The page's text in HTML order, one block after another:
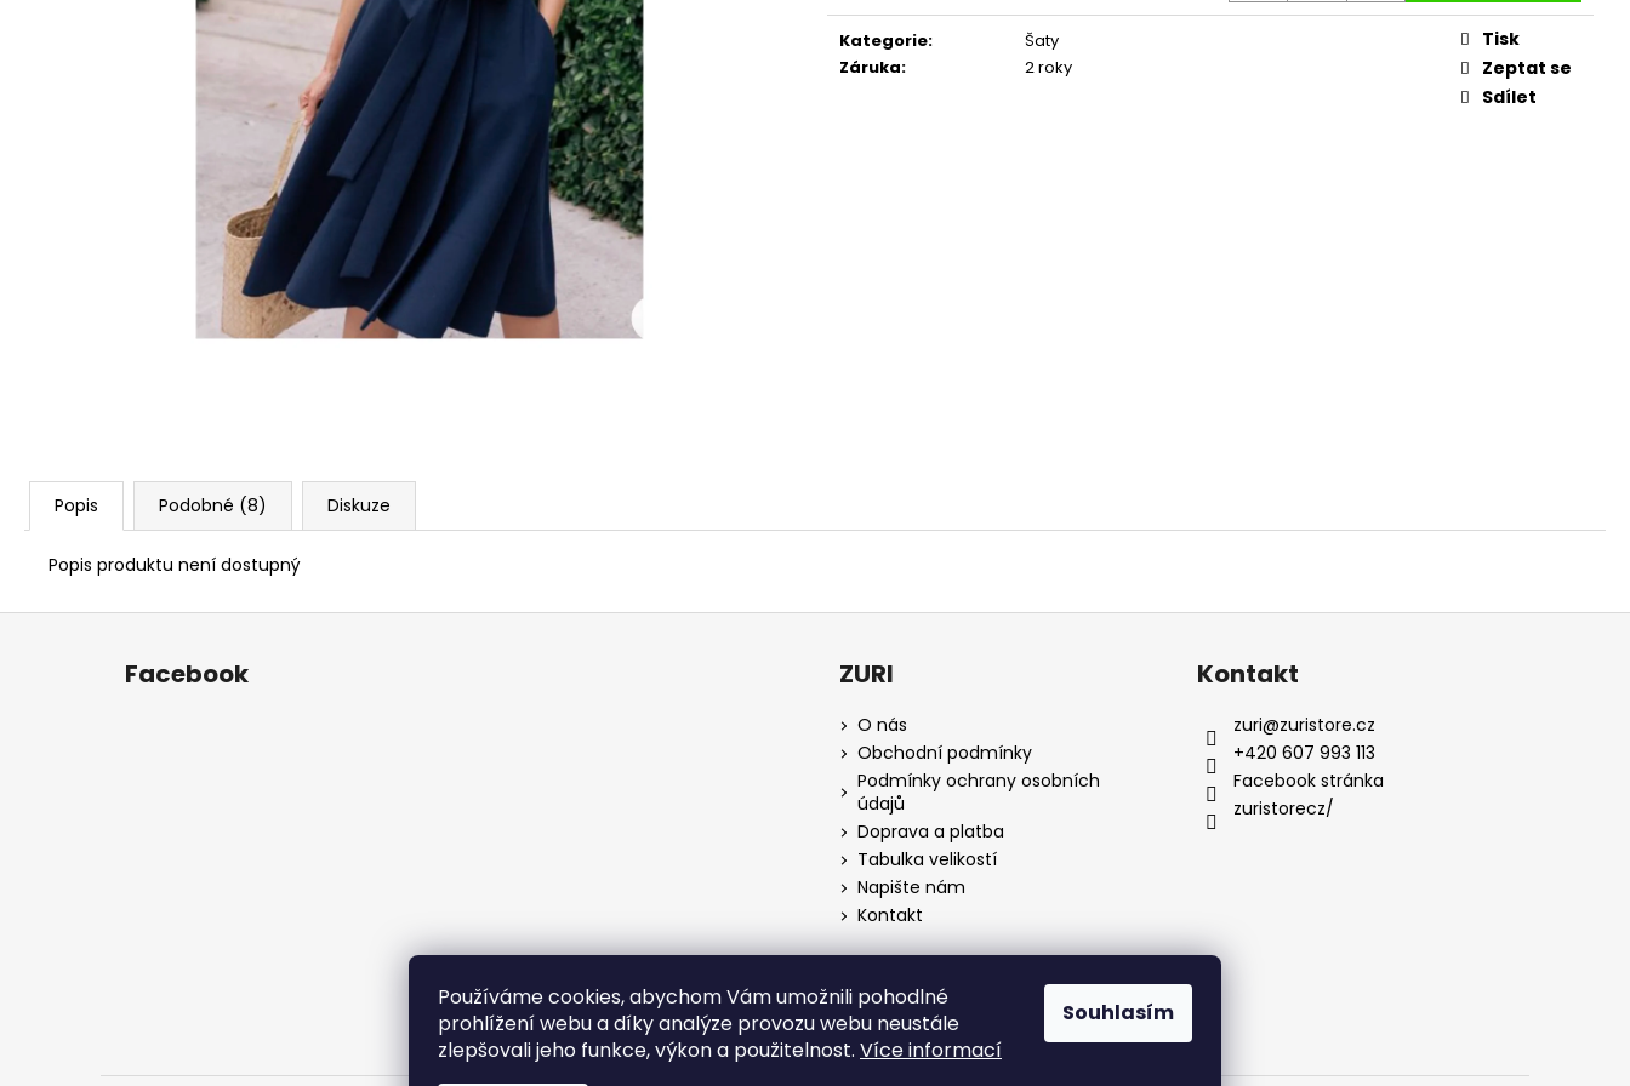
Používáme cookies, abychom Vám umožnili pohodlné
prohlížení webu a díky analýze provozu webu neustále
zlepšovali jeho funkce, výkon a použitelnost. Více informací
Souhlasím
cena:
Kategorie:
Šaty
Záruka: 2 roky
Tisk
Zeptat se
Sdílet
Popis Podobné (8) Diskuze
Popis produktu není dostupný
4 490 Kč
3 900 Kč
2 990 Kč
Z
Facebook ZURI
O nás
Obchodní podmínky
Podmínky ochrany osobních
údajů
Doprava a platba
Tabulka velikostí
Napište nám
Kontakt
Kontakt
zuri@zuristore.cz
+420 607 993 113
Facebook stránka
zuristorecz/
Zurifashion.cz